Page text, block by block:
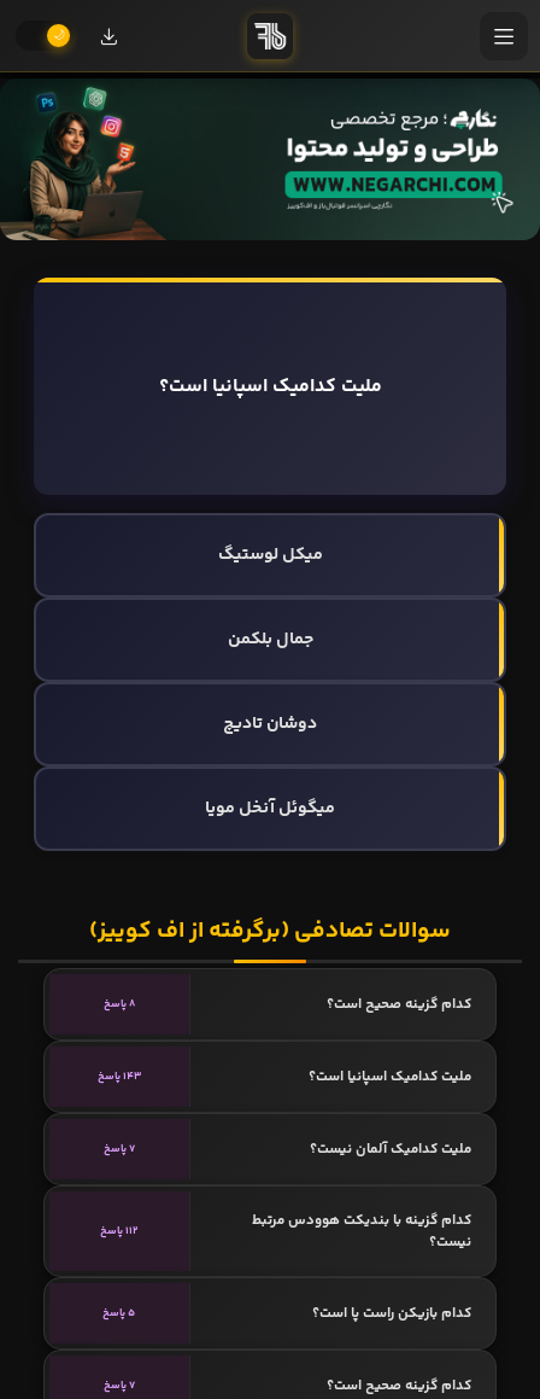
ملیت کدامیک اسپانیا است؟
میکل لوستیگ
جمال بلکمن
دوشان تادیچ
میگوئل آنخل مویا
سوالات تصادفی (برگرفته از اف کوییز)
کدام گزینه صحیح است؟ 8 پاسخ
ملیت کدامیک اسپانیا است؟ 143 پاسخ
ملیت کدامیک آلمان نیست؟ 7 پاسخ
کدام گزینه با بندیکت هوودس مرتبط
نیست؟
112 پاسخ
کدام بازیکن راست پا است؟ 5 پاسخ
کدام گزینه صحیح است؟ 7 پاسخ